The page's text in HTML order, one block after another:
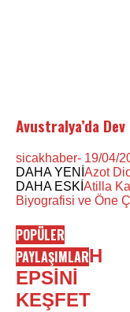
Avustralya’da
sicakhaber- 19/04/
DAHA YENİ Azot
DAHA ESKİ Atilla
Biyografisi ve Öne
POPÜLER
PAYLAŞIMLARH
EPSİNİ
KEŞFET